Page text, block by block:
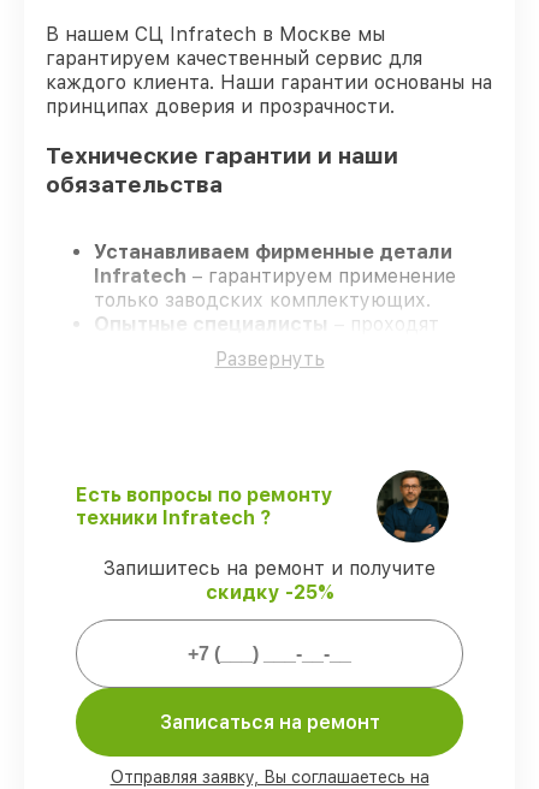
В нашем СЦ Infratech в Москве мы
гарантируем качественный сервис для
каждого клиента. Наши гарантии основаны на
принципах доверия и прозрачности.
Технические гарантии и наши
обязательства
Устанавливаем фирменные детали
Infratech – гарантируем применение
только заводских комплектующих.
Опытные специалисты
– проходят
жёсткий контроль знаний и навыков, что
гарантирует качество выполняемых
оптического прицела Infratech IT-404H
строго по договоренности.
Гарантийное сопровождение– все все
виды ремонта защищены официальной
гарантией Infratech.
Мы гарантируем:
заказов выполняем в присутствии
клиента
90%
комплектующих Infratech есть в
наличии в мастерской или на складе в
Развернуть
Есть вопросы по ремонту
техники Infratech ?
Запишитесь на ремонт и получите
скидку -25%
Записаться на ремонт
Отправляя заявку, Вы соглашаетесь на